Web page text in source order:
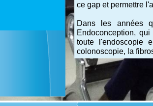
ce gap et permettre
Dans les années
Endoconception,
toute l'endoscopie
colonoscopie, la